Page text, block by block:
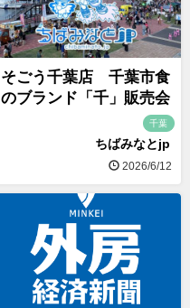
そごう千葉店 千葉市食
のブランド「千」販売会
千葉
ちばみなとjp
2026/6/12